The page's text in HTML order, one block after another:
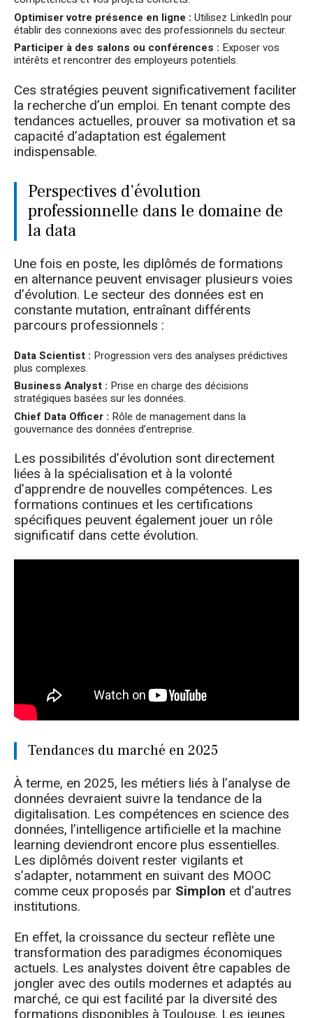
Optimiser votre présence en ligne : Utilisez LinkedIn pour
établir des connexions avec des professionnels du secteur.
Participer à des salons ou conférences : Exposer vos
intérêts et rencontrer des employeurs potentiels.
Ces stratégies peuvent significativement faciliter
la recherche d’un emploi. En tenant compte des
tendances actuelles, prouver sa motivation et sa
capacité d’adaptation est également
indispensable.
Perspectives d’évolution
professionnelle dans le domaine de
la data
Une fois en poste, les diplômés de formations
en alternance peuvent envisager plusieurs voies
d’évolution. Le secteur des données est en
constante mutation, entraînant différents
parcours professionnels :
Data Scientist : Progression vers des analyses prédictives
plus complexes.
Business Analyst : Prise en charge des décisions
stratégiques basées sur les données.
Chief Data Officer : Rôle de management dans la
gouvernance des données d’entreprise.
Les possibilités d’évolution sont directement
liées à la spécialisation et à la volonté
d’apprendre de nouvelles compétences. Les
formations continues et les certifications
spécifiques peuvent également jouer un rôle
significatif dans cette évolution.
Tendances du marché en 2025
À terme, en 2025, les métiers liés à l’analyse de
données devraient suivre la tendance de la
digitalisation. Les compétences en science des
données, l’intelligence artificielle et la machine
learning deviendront encore plus essentielles.
Les diplômés doivent rester vigilants et
s’adapter, notamment en suivant des MOOC
comme ceux proposés par Simplon et d’autres
institutions.
En effet, la croissance du secteur reflète une
transformation des paradigmes économiques
actuels. Les analystes doivent être capables de
jongler avec des outils modernes et adaptés au
marché, ce qui est facilité par la diversité des